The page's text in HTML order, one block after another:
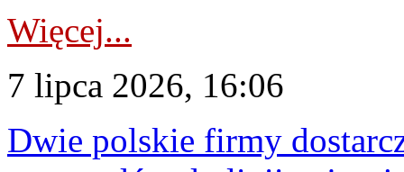
Więcej...
7 lipca 2026, 16:06
Dwie polskie firmy